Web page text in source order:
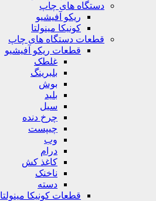
دستگاه های چاپ
ریکو آفیشیو
کونیکا مینولتا
قطعات دستگاه های چاپ
قطعات ریکو آفیشیو
غلطک
بلبرینگ
بوش
بلید
سیل
چرخ دنده
چیپست
وب
درام
کاغذ کش
ناخنک
دسته
قطعات کونیکا مینولتا